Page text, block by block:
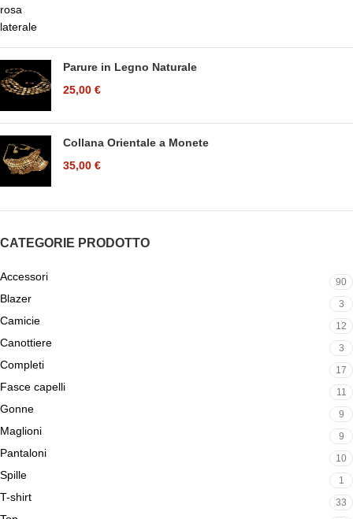
Parure in Legno Naturale
25,00 €
Collana Orientale a Monete
35,00 €
CATEGORIE PRODOTTO
Accessori 90
Blazer 3
Camicie 12
Canottiere 3
Completi 17
Fasce capelli 11
Gonne 9
Maglioni 9
Pantaloni 10
Spille 1
T-shirt 33